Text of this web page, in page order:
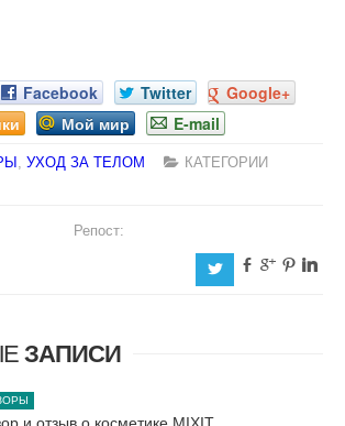
Facebook Twitter
Google+
Мой мир E-mail
, УХОД ЗА ТЕЛОМ
КАТЕГОРИИ
Репост:
a b c d j
ЗАПИСИ